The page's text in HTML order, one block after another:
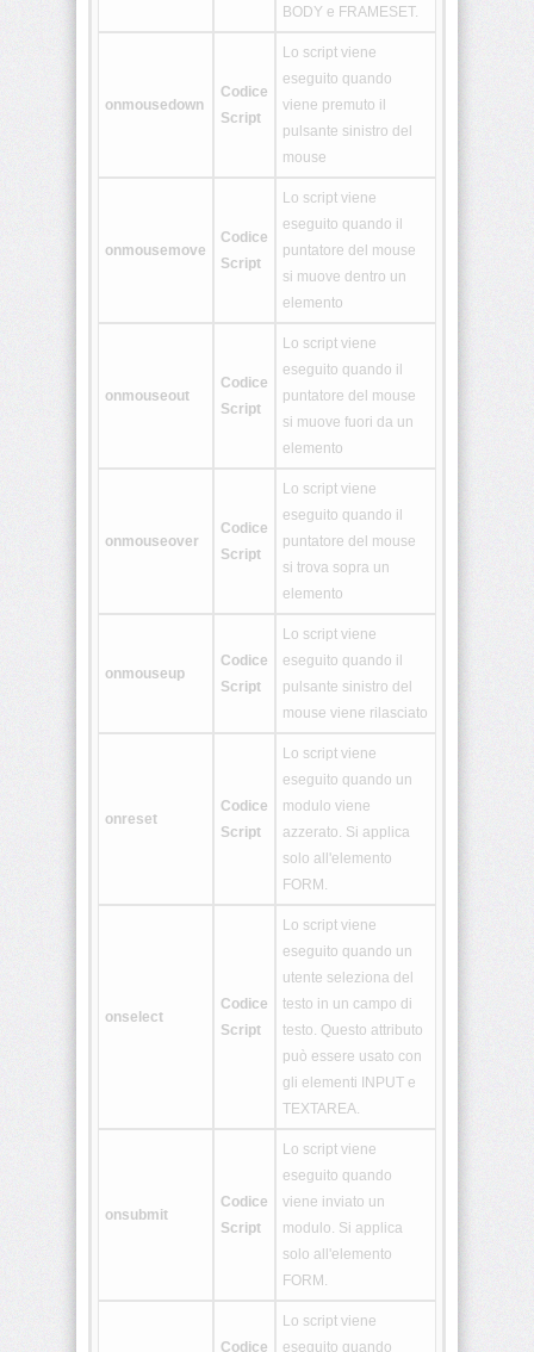
BODY e FRAMESET.
onmousedown
Codice
Script
Lo script viene
eseguito quando
viene premuto il
pulsante sinistro del
mouse
onmousemove
Codice
Script
Lo script viene
eseguito quando il
puntatore del mouse
si muove dentro un
elemento
onmouseout
Codice
Script
Lo script viene
eseguito quando il
puntatore del mouse
si muove fuori da un
elemento
onmouseover
Codice
Script
Lo script viene
eseguito quando il
puntatore del mouse
si trova sopra un
elemento
onmouseup
Codice
Script
Lo script viene
eseguito quando il
pulsante sinistro del
mouse viene rilasciato
onreset
Codice
Script
Lo script viene
eseguito quando un
modulo viene
azzerato. Si applica
solo all'elemento
FORM.
onselect
Codice
Script
Lo script viene
eseguito quando un
utente seleziona del
testo in un campo di
testo. Questo attributo
può essere usato con
gli elementi INPUT e
TEXTAREA.
onsubmit
Codice
Script
Lo script viene
eseguito quando
viene inviato un
modulo. Si applica
solo all'elemento
FORM.
Codice
Lo script viene
eseguito quando